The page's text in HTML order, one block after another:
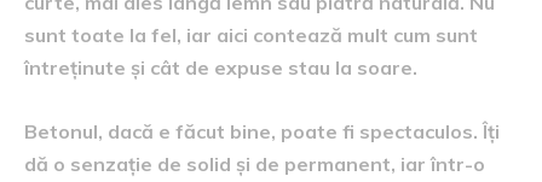
sunt toate la fel, iar aici contează mult cum sunt
întreținute și cât de expuse stau la soare.
Betonul, dacă e făcut bine, poate fi spectaculos. Îți
dă o senzație de solid și de permanent, iar într-o